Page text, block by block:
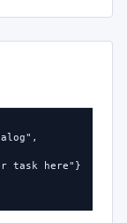
task here"}